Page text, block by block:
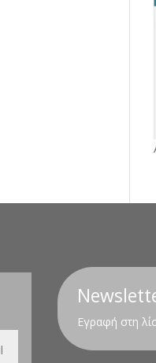
Εγραφή στη